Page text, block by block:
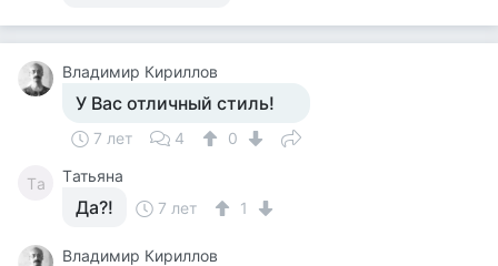
Владимир Кириллов
У Вас отличный стиль!
7 лет 4 0
Tа Tатьяна
Да?! 7 лет 1
Владимир Кириллов